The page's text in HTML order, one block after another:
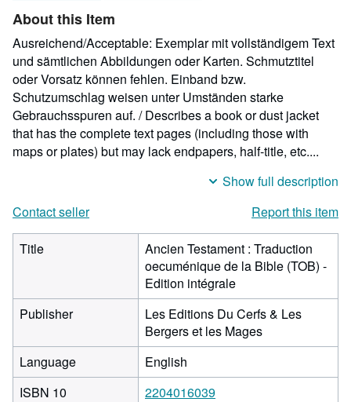
About this Item
Ausreichend/Acceptable: Exemplar mit vollständigem Text
und sämtlichen Abbildungen oder Karten. Schmutztitel
oder Vorsatz können fehlen. Einband bzw.
Schutzumschlag weisen unter Umständen starke
Gebrauchsspuren auf. / Describes a book or dust jacket
that has the complete text pages (including those with
maps or plates) but may lack endpapers, half-title, etc....
Show full description
Contact seller
Report this item
Title
Ancien Testament : Traduction
oecuménique de la Bible (TOB) -
Edition intégrale
Publisher
Les Editions Du Cerfs & Les
Bergers et les Mages
Language
English
ISBN 10
2204016039